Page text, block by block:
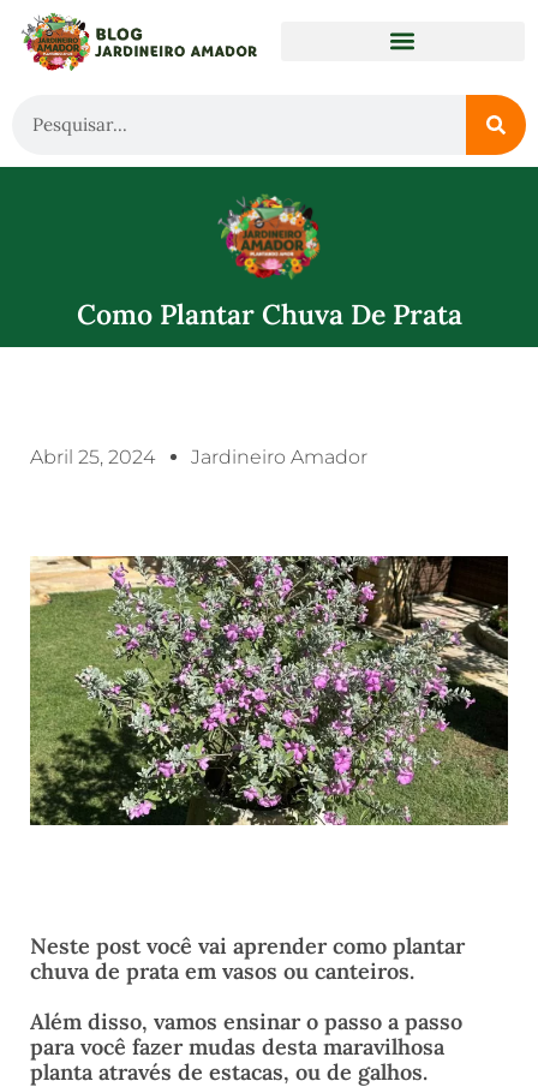
Como Plantar Chuva De Prata
Abril 25, 2024 Jardineiro Amador
Neste post você vai aprender como plantar
chuva de prata em vasos ou canteiros.
Além disso, vamos ensinar o passo a passo
para você fazer mudas desta maravilhosa
planta através de estacas, ou de galhos.